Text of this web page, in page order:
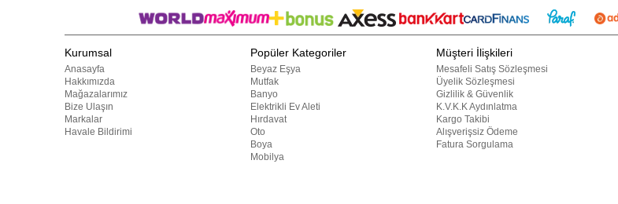
Kurumsal
Anasayfa
Hakkımızda
Mağazalarımız
Bize Ulaşın
Markalar
Havale Bildirimi
Popüler Kategoriler
Beyaz Eşya
Mutfak
Banyo
Elektrikli Ev Aleti
Hırdavat
Oto
Boya
Mobilya
Müşteri İlişkileri
Mesafeli Satış Sözleşmesi
Üyelik Sözleşmesi
Gizlilik & Güvenlik
K.V.K.K Aydınlatma
Kargo Takibi
Alışverişsiz Ödeme
Fatura Sorgulama